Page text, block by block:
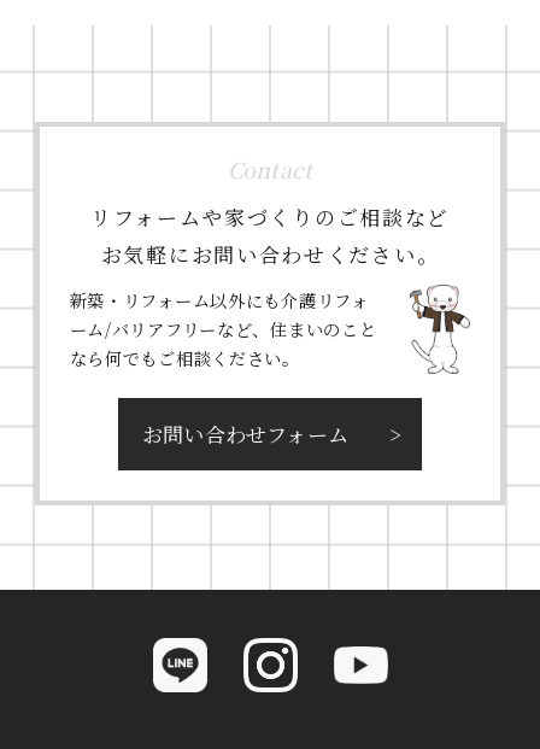
Contact
リフォームや家づくりのご相談など
お気軽にお問い合わせください。
新築・リフォーム以外にも介護リフォ
ーム/バリアフリーなど、住まいのこと
なら何でもご相談ください。
お問い合わせフォーム